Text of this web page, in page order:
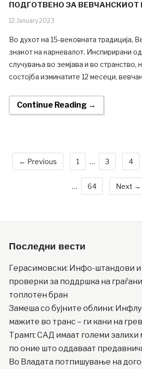
ПОДГОТВЕНО ЗА ВЕВЧАНСКИОТ
12.January.2023
Во духот на 15-вековната традиција,
знакот на карневалот. Инспирирани
случувања во земјава и во странство,
состојба изминатите 12 месеци,
Continue Reading →
← Previous 1 … 3 4
… 64 Next →
Последни вести
Герасимовски: Инфо-штандови
проверки за поддршка на
топлотен бран
Замеша со бујните облини:
мажите во транс – ги кани на грев
Трамп: САД имаат големи залихи
по оние што оддаваат
Во Владата потпишување на